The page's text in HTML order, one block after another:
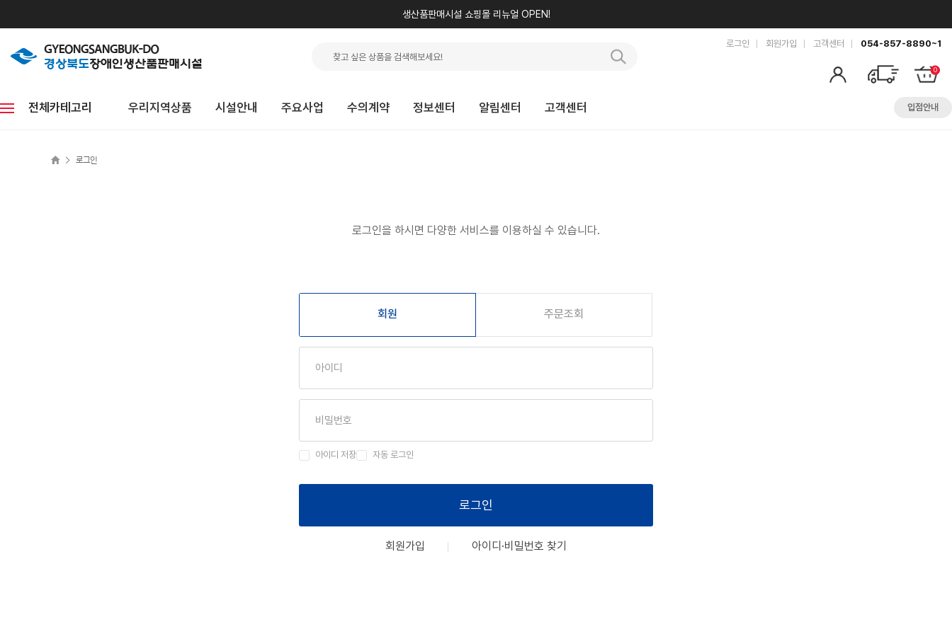
생산품판매시설 쇼핑몰 리뉴얼 OPEN!
로그인 회원가입 고객센터 054-857-8890~1
0
전체카테고리 우리지역상품 시설안내 주요사업 수의계약 정보센터 알림센터 고객센터 입점안내
> 로그인
로그인을 하시면 다양한 서비스를 이용하실 수 있습니다.
회원 주문조회
아이디 저장 자동 로그인
로그인
회원가입 아이디·비밀번호 찾기